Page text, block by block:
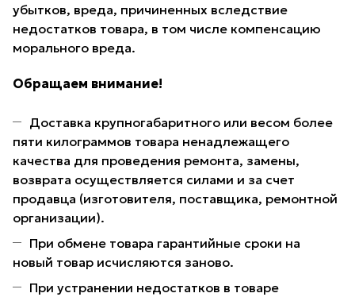
убытков, вреда, причиненных вследствие
недостатков товара, в том числе компенсацию
морального вреда.
Обращаем внимание!
Доставка крупногабаритного или весом более
пяти килограммов товара ненадлежащего
качества для проведения ремонта, замены,
возврата осуществляется силами и за счет
продавца (изготовителя, поставщика, ремонтной
организации).
При обмене товара гарантийные сроки на
новый товар исчисляются заново.
При устранении недостатков в товаре